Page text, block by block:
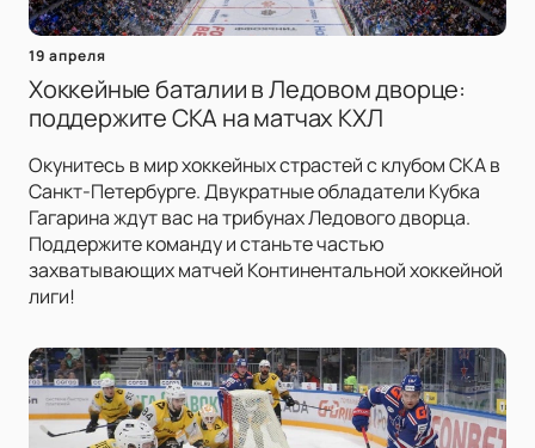
19 апреля
Хоккейные баталии в Ледовом дворце:
поддержите СКА на матчах КХЛ
Окунитесь в мир хоккейных страстей с клубом СКА в
Санкт-Петербурге. Двукратные обладатели Кубка
Гагарина ждут вас на трибунах Ледового дворца.
Поддержите команду и станьте частью
захватывающих матчей Континентальной хоккейной
лиги!